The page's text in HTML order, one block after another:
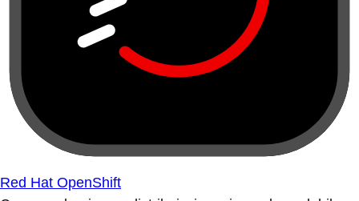
Red Hat OpenShift